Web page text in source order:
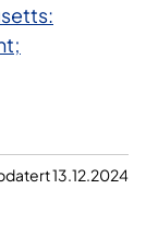
13.12.2024